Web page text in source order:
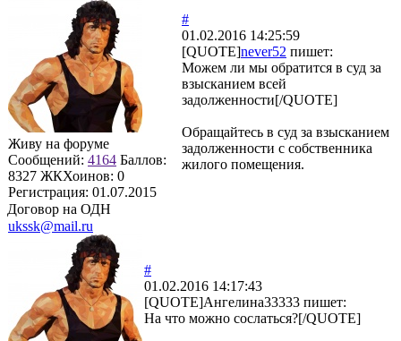
Живу на форуме
Сообщений: 4164 Баллов:
8327 ЖКХоинов: 0
Регистрация: 01.07.2015
#
01.02.2016 14:25:59
[QUOTE]never52 пишет:
Можем ли мы обратится в суд за
взысканием всей
задолженности[/QUOTE]
Обращайтесь в суд за взысканием
задолженности с собственника
жилого помещения.
Договор на ОДН
ukssk@mail.ru
#
01.02.2016 14:17:43
[QUOTE]Ангелина33333 пишет:
На что можно сослаться?[/QUOTE]